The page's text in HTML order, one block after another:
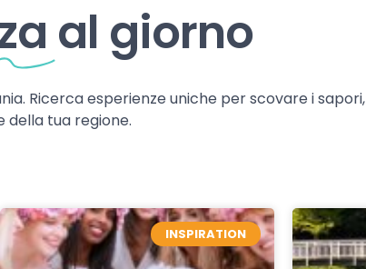
al giorno
Ricerca esperienze uniche per scovare i sapori,
della tua regione.
INSPIRATION